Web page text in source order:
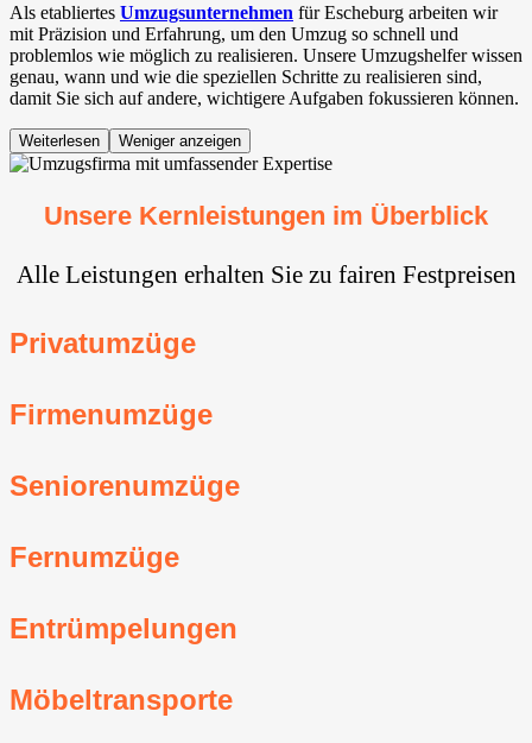
Als etabliertes Umzugsunternehmen für Escheburg arbeiten wir
mit Präzision und Erfahrung, um den Umzug so schnell und
problemlos wie möglich zu realisieren. Unsere Umzugshelfer wissen
genau, wann und wie die speziellen Schritte zu realisieren sind,
damit Sie sich auf andere, wichtigere Aufgaben fokussieren können.
Weiterlesen Weniger anzeigen
Unsere Kernleistungen im Überblick
Alle Leistungen erhalten Sie zu fairen Festpreisen
Privatumzüge
Firmenumzüge
Seniorenumzüge
Fernumzüge
Entrümpelungen
Möbeltransporte